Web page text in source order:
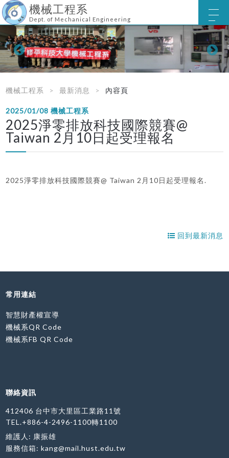
機械工程系
Dept. of Mechanical Engineering
機械工程系 最新消息 內容頁
2025/01/08機械工程系
2025淨零排放科技國際競賽@
Taiwan 2月10日起受理報名
2025淨零排放科技國際競賽@ Taiwan 2月10日起受理報名.
回到最新消息
常用連結
智慧財產權宣導
機械系QR Code
機械系FB QR Code
聯絡資訊
412406 台中市大里區工業路11號
TEL.+886-4-2496-1100轉1100
維護人: 康振雄
服務信箱:kang@mail.hust.edu.tw